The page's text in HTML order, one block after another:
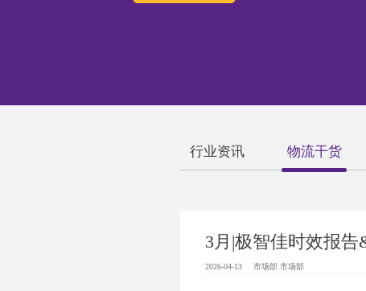
行业资讯 物流干货
3月|极智佳时效报告
2026-04-13 市场部 市场部